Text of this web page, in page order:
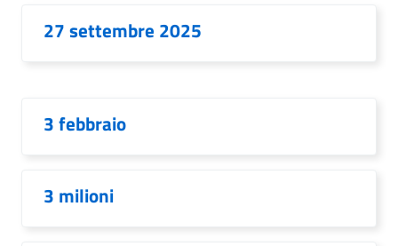
27 settembre 2025
3 febbraio
3 milioni